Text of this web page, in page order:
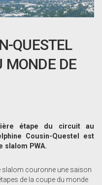
QUESTEL
MONDE DE
étape du circuit au
Cousin-Questel est
slalom PWA.
slalom couronne une saison
de la coupe du monde